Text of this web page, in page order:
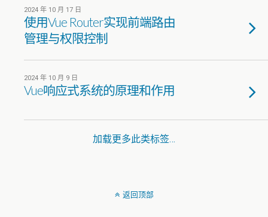
2024 年 10 月 17 日
使用Vue Router实现前端路由
管理与权限控制
2024 年 10 月 9 日
Vue响应式系统的原理和作用
加载更多此类标签…
返回顶部